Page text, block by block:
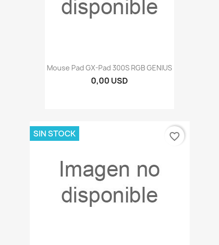
Mouse Pad GX-Pad 300S RGB GENIUS
0,00 USD
SIN STOCK favorite_border